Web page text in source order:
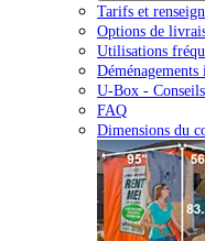
Tarifs et
Options de
Utilisations
U-Box -
FAQ
Dimensions du